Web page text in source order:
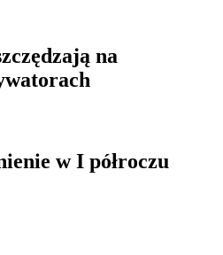
na
w I półroczu